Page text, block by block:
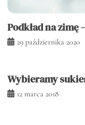
Podkład na
29 października 2020
Wybieramy
12 marca 2018